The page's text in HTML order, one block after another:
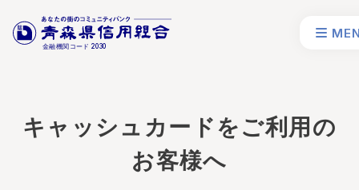
金融機関コード 2030
キャッシュカードをご利用の
お客様へ